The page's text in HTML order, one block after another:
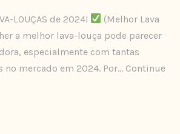
LOUÇAS de 2024!
(Melhor Lava
a melhor lava-louça pode parecer
especialmente com tantas
no mercado em 2024. Por… Continue